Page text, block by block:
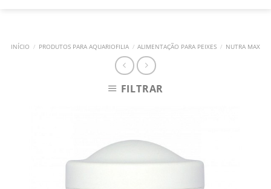
INÍCIO / PRODUTOS PARA AQUARIOFILIA / ALIMENTAÇÃO PARA PEIXES / NUTRA MAX
FILTRAR